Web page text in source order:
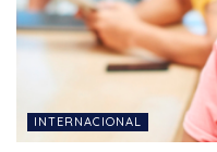
INTERNACIONAL